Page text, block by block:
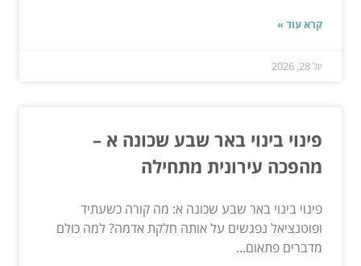
קרא עוד »
יול 28, 2026
פינוי בינוי באר שבע שכונה א –
מהפכה עירונית מתחילה
פינוי בינוי באר שבע שכונה א: מה קורה כשעתיד
ופוטנציאל נפגשים על אותה חלקת אדמה? למה כולם
מדברים פתאום...